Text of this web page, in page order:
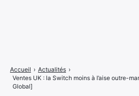
Accueil › Actualités ›
Ventes UK : la Switch moins à l’aise outre-
Global]